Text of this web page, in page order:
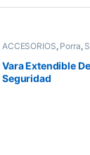
ACCESORIOS, Porra,
Vara Extendible De
Seguridad